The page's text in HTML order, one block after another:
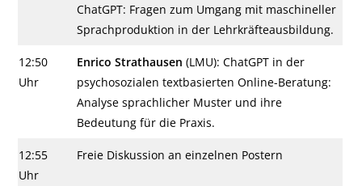
ChatGPT: Fragen zum Umgang mit maschineller
Sprachproduktion in der Lehrkräfteausbildung.
12:50
Uhr
Enrico Strathausen (LMU): ChatGPT in der
psychosozialen textbasierten Online-Beratung:
Analyse sprachlicher Muster und ihre
Bedeutung für die Praxis.
12:55
Uhr
Freie Diskussion an einzelnen Postern